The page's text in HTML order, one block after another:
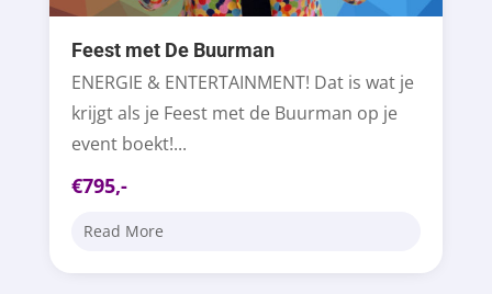
Feest met De Buurman
ENERGIE & ENTERTAINMENT! Dat is wat je
krijgt als je Feest met de Buurman op je
event boekt!...
€795,-
Read More